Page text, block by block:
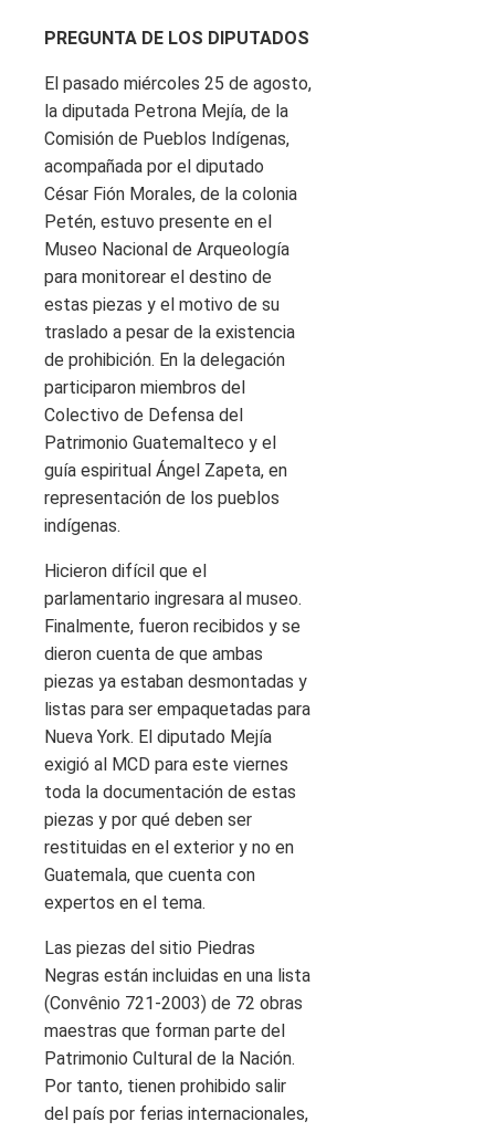
PREGUNTA DE LOS DIPUTADOS
El pasado miércoles 25 de agosto,
la diputada Petrona Mejía, de la
Comisión de Pueblos Indígenas,
acompañada por el diputado
César Fión Morales, de la colonia
Petén, estuvo presente en el
Museo Nacional de Arqueología
para monitorear el destino de
estas piezas y el motivo de su
traslado a pesar de la existencia
de prohibición. En la delegación
participaron miembros del
Colectivo de Defensa del
Patrimonio Guatemalteco y el
guía espiritual Ángel Zapeta, en
representación de los pueblos
indígenas.
Hicieron difícil que el
parlamentario ingresara al museo.
Finalmente, fueron recibidos y se
dieron cuenta de que ambas
piezas ya estaban desmontadas y
listas para ser empaquetadas para
Nueva York. El diputado Mejía
exigió al MCD para este viernes
toda la documentación de estas
piezas y por qué deben ser
restituidas en el exterior y no en
Guatemala, que cuenta con
expertos en el tema.
Las piezas del sitio Piedras
Negras están incluidas en una lista
(Convênio 721-2003) de 72 obras
maestras que forman parte del
Patrimonio Cultural de la Nación.
Por tanto, tienen prohibido salir
del país por ferias internacionales,